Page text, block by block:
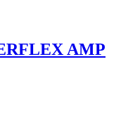
ochranu, než si vzít
verzích. Vesta je...